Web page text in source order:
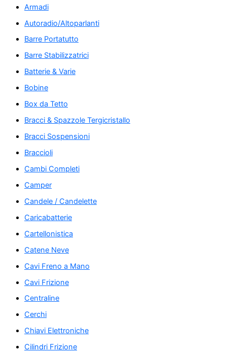
Armadi
Autoradio/Altoparlanti
Barre Portatutto
Barre Stabilizzatrici
Batterie & Varie
Bobine
Box da Tetto
Bracci & Spazzole Tergicristallo
Bracci Sospensioni
Braccioli
Cambi Completi
Camper
Candele / Candelette
Caricabatterie
Cartellonistica
Catene Neve
Cavi Freno a Mano
Cavi Frizione
Centraline
Cerchi
Chiavi Elettroniche
Cilindri Frizione